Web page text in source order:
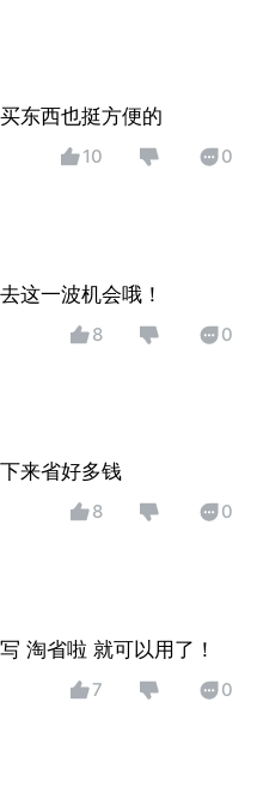
东西也挺方便的
10 0
这一波机会哦！
8 0
来省好多钱
8 0
淘省啦 就可以用了！
7 0